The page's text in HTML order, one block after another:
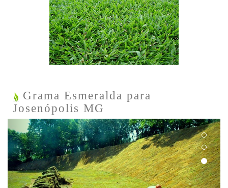
Grama Esmeralda para
Josenópolis MG
Previous Next